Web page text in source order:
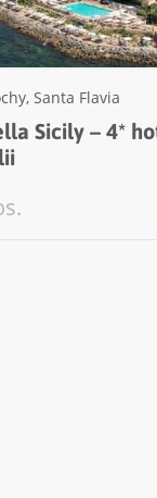
, Santa Flavia
Sicily – 4*